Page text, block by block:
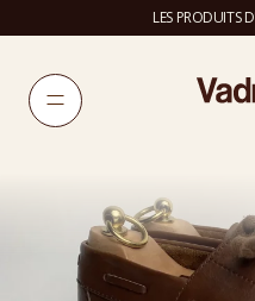
LES PRODUITS